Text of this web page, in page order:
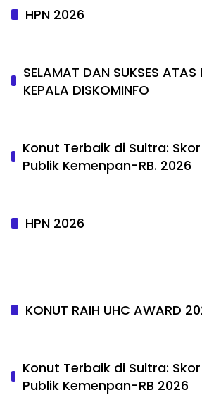
HPN 2026
SELAMAT DAN SUKSES ATAS
KEPALA DISKOMINFO
Konut Terbaik di Sultra:
Publik Kemenpan-RB. 2026
HPN 2026
KONUT RAIH UHC AWARD
Konut Terbaik di Sultra:
Publik Kemenpan-RB 2026